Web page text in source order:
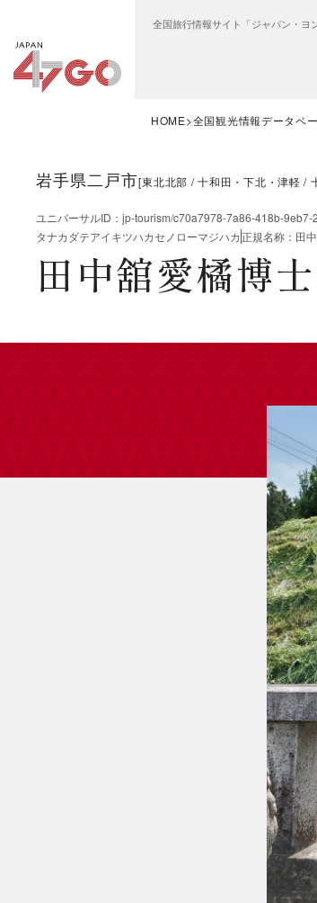
全国旅行情報サイト「ジャパン・ヨ
HOME 全国観光情報データベ
岩手県二戸市[東北北部 十和田・下北・津軽
ユニバーサルID ： jp-tourism/c70a7978-7a86-418b-9eb7-
タナカダテアイキツハカセノローマジハカ正規名称 ： 田
田中舘愛橘博